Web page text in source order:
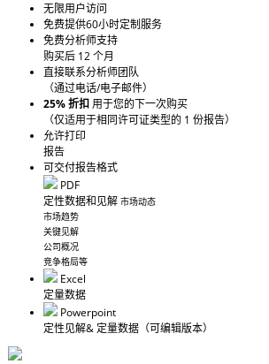
无限用户访问
免费提供60小时定制服务
免费分析师支持
购买后 12 个月
直接联系分析师团队
（通过电话/电子邮件）
25% 折扣用于您的下一次购买
（仅适用于相同许可证类型的 1 份报告）
允许打印
报告
可交付报告格式
PDF
定性数据和见解 市场动态
市场趋势
关键见解
公司概况
竞争格局等
Excel
定量数据
Powerpoint
定性见解& 定量数据 （可编辑版本）